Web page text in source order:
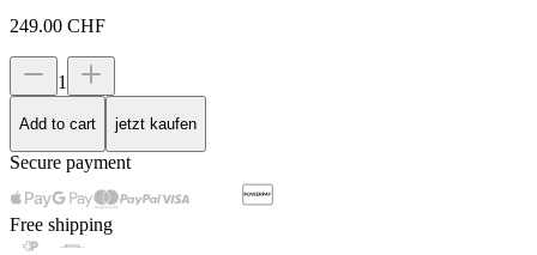
249.00 CHF
1
Add to cart jetzt kaufen
Secure payment
Free shipping